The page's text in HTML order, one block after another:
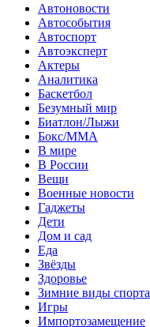
Автоновости
Автособытия
Автоспорт
Автоэксперт
Актеры
Аналитика
Баскетбол
Безумный мир
Биатлон/Лыжи
Бокс/MMA
В мире
В России
Вещи
Военные новости
Гаджеты
Дети
Дом и сад
Еда
Звёзды
Здоровье
Зимние виды спорта
Игры
Импортозамещение